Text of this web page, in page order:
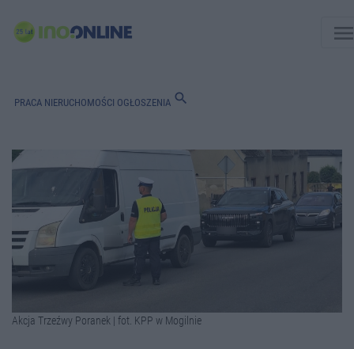
PRACA NIERUCHOMOŚCI OGŁOSZENIA search
Akcja Trzeźwy Poranek | fot. KPP w Mogilnie